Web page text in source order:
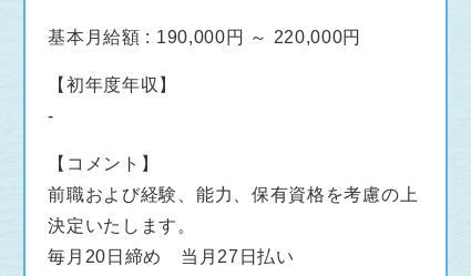
基本月給額 : 190,000円 ～ 220,000円
【初年度年収】
-
【コメント】
前職および経験、能力、保有資格を考慮の上
決定いたします。
毎月20日締め 当月27日払い